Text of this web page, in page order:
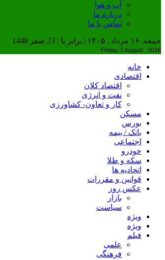
آب و هوا
درباره ما
تماس با ما
جمعه, ۱۶ مرداد , ۱۴۰۵ | برابر با : 23 صفر 1448
Friday, 7 August , 2026
خانه
اقتصادی
اقتصاد کلان
نفت و انرژی
کار و تعاون- کشاورزی
مسکن
بورس
بانک / بیمه
اجتماعی
خودرو
سکه و طلا
اتحادیه ها
قوانین و مقررات
عکس روز
بازار
سیاست
ویژه
ویژه
فیلم
علمی
فرهنگی